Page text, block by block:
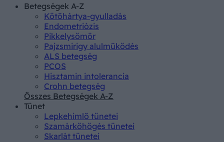
Betegségek A-Z
Kötőhártya-gyulladás
Endometriózis
Pikkelysömör
Pajzsmirigy alulműködés
ALS betegség
PCOS
Hisztamin intolerancia
Crohn betegség
Összes Betegségek A-Z
Tünet
Lepkehimlő tünetei
Szamárköhögés tünetei
Skarlát tünetei